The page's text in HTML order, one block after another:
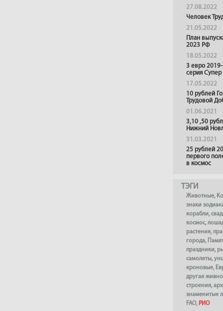
27.08.2022
Человек
21.05.2022
План
2023 РФ
18.05.2022
3 евро
серия
17.05.2022
10 рублей
Трудовой
01.06.2021
3,10 ,50
Нижний
31.03.2021
25 рублей
первого
в космос
ТЭГИ
Животные,
знаки
корабли,
космос,
растения,
города,
праздники,
самолеты,
кроновые,
другая
строения,
знаменитые
FAO, РИО